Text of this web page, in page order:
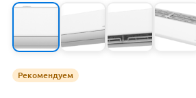
Рекомендуем